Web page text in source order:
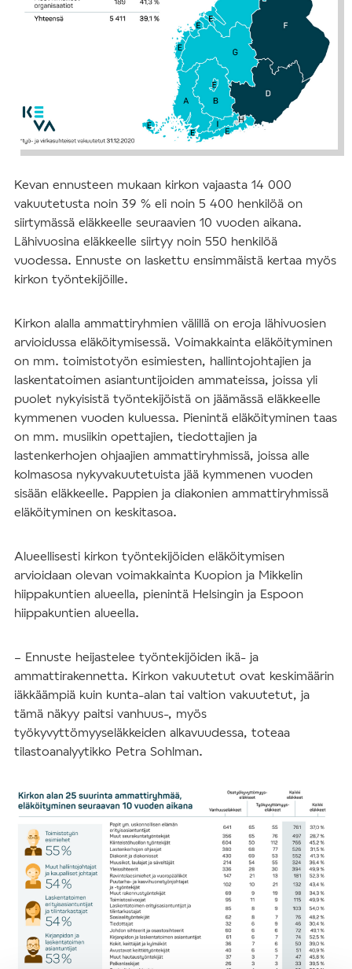
Kevan ennusteen mukaan kirkon vajaasta 14 000
vakuutetusta noin 39 % eli noin 5 400 henkilöä on
siirtymässä eläkkeelle seuraavien 10 vuoden aikana.
Lähivuosina eläkkeelle siirtyy noin 550 henkilöä
vuodessa. Ennuste on laskettu ensimmäistä kertaa myös
kirkon työntekijöille.
Kirkon alalla ammattiryhmien välillä on eroja lähivuosien
arvioidussa eläköitymisessä. Voimakkainta eläköityminen
on mm. toimistotyön esimiesten, hallintojohtajien ja
laskentatoimen asiantuntijoiden ammateissa, joissa yli
puolet nykyisistä työntekijöistä on jäämässä eläkkeelle
kymmenen vuoden kuluessa. Pienintä eläköityminen taas
on mm. musiikin opettajien, tiedottajien ja
lastenkerhojen ohjaajien ammattiryhmissä, joissa alle
kolmasosa nykyvakuutetuista jää kymmenen vuoden
sisään eläkkeelle. Pappien ja diakonien ammattiryhmissä
eläköityminen on keskitasoa.
Alueellisesti kirkon työntekijöiden eläköitymisen
arvioidaan olevan voimakkainta Kuopion ja Mikkelin
hiippakuntien alueella, pienintä Helsingin ja Espoon
hiippakuntien alueella.
– Ennuste heijastelee työntekijöiden ikä- ja
ammattirakennetta. Kirkon vakuutetut ovat keskimäärin
iäkkäämpiä kuin kunta-alan tai valtion vakuutetut, ja
tämä näkyy paitsi vanhuus-, myös
työkyvyttömyyseläkkeiden alkavuudessa, toteaa
tilastoanalyytikko Petra Sohlman.